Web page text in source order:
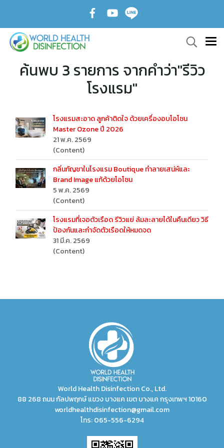
ค้นพบ 3 รายการ จากคำว่า"รีวิว
โรงแรม"
โรงแรมสะอาด ลูกค้าติดใจ ด้วยเครื่องอบโอโซน
Master Ozone ปี 2026
21 พ.ค. 2569
(Content)
กลิ่นกัญชาในโรงแรม Boutique ทำลายเสน่ห์และ
Brand Image แก้ด้วยโอโซน
5 พ.ค. 2569
(Content)
โรงแรมที่เจอตัวเรือด รีวิวแย่ ล้มละลายได้ในคืนเดียว วิธี
ป้องกันและกำจัดตัวเรือดให้หมดจด
31 มี.ค. 2569
(Content)
World Health Disinfection Co., Ltd.
88 268 ถนน กัลปพฤกษ์ แขวง บางแค เขต บางแค กรุงเทพฯ 10160
worldhealthdisinfection@gmail.com
โทร:065-556-6294